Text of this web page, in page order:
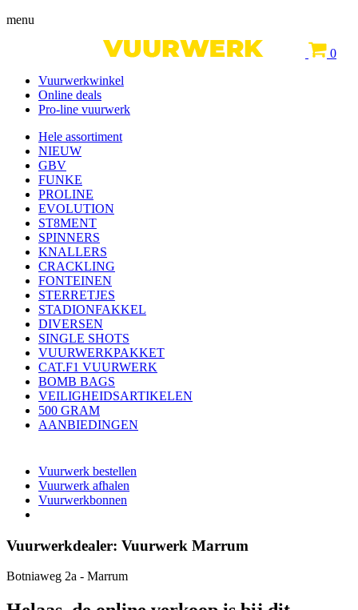
menu
0
Vuurwerkwinkel
Online deals
Pro-line vuurwerk
Hele assortiment
NIEUW
GBV
FUNKE
PROLINE
EVOLUTION
ST8MENT
SPINNERS
KNALLERS
CRACKLING
FONTEINEN
STERRETJES
STADIONFAKKEL
DIVERSEN
SINGLE SHOTS
VUURWERKPAKKET
CAT.F1 VUURWERK
BOMB BAGS
VEILIGHEIDSARTIKELEN
500 GRAM
AANBIEDINGEN
Vuurwerk bestellen
Vuurwerk afhalen
Vuurwerkbonnen
Vuurwerkdealer: Vuurwerk Marrum
Botniaweg 2a - Marrum